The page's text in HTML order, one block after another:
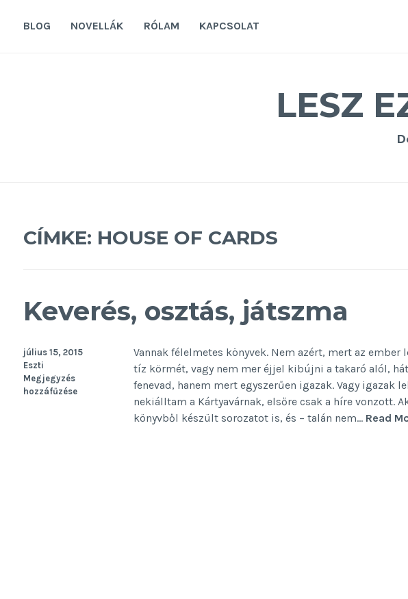
BLOG NOVELLÁK RÓLAM KAPCSOLAT
LESZ
CÍMKE: HOUSE OF CARDS
Keverés, osztás, játszma
Vannak félelmetes könyvek. Nem azért, mert az ember
tíz körmét, vagy nem mer éjjel kibújni a takaró alól,
fenevad, hanem mert egyszerűen igazak. Vagy igazak
nekiálltam a Kártyavárnak, elsőre csak a híre vonzott.
könyvből készült sorozatot is, és – talán nem… Read
július 15, 2015
Eszti
Megjegyzés
hozzáfűzése